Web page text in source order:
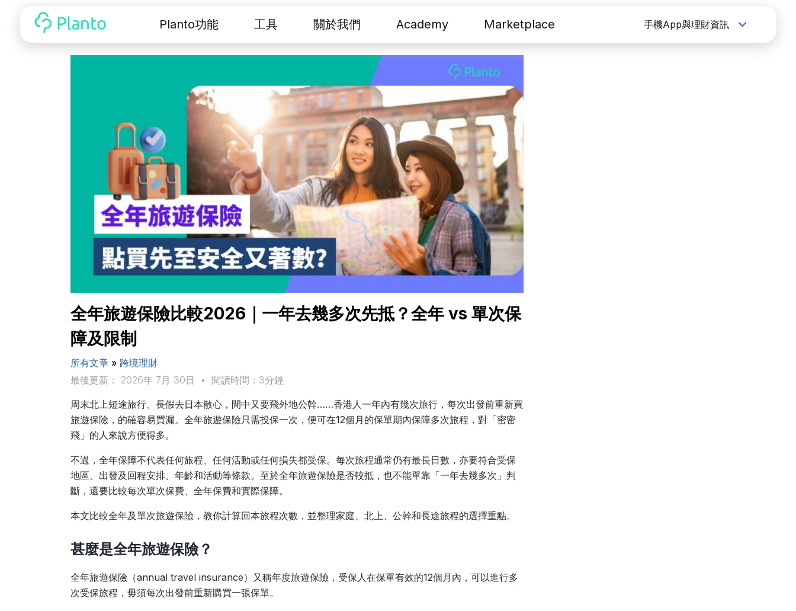
Planto功能 工具 關於我們 Academy Marketplace 手機App與理財資訊
全年旅遊保險比較2026｜一年去幾多次先抵？全年 vs 單次保
障及限制
所有文章» 跨境理財
最後更新： 2026年 7月 30日
• 閱讀時間：3分鐘
周末北上短途旅行、長假去日本散心，間中又要飛外地公幹……香港人一年內有幾次旅行，每次出發前重新買
旅遊保險，的確容易買漏。全年旅遊保險只需投保一次，便可在12個月的保單期內保障多次旅程，對「密密
飛」的人來說方便得多。
不過，全年保障不代表任何旅程、任何活動或任何損失都受保。每次旅程通常仍有最長日數，亦要符合受保
地區、出發及回程安排、年齡和活動等條款。至於全年旅遊保險是否較抵，也不能單靠「一年去幾多次」判
斷，還要比較每次單次保費、全年保費和實際保障。
本文比較全年及單次旅遊保險，教你計算回本旅程次數，並整理家庭、北上、公幹和長途旅程的選擇重點。
甚麼是全年旅遊保險？
全年旅遊保險（annual travel insurance）又稱年度旅遊保險，受保人在保單有效的12個月內，可以進行多
次受保旅程，毋須每次出發前重新購買一張保單。